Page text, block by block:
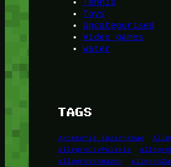
Tennis
Toys
Uncategorised
Video games
Water
TAGS
Akcesoria łazienkowe
allegroCzyPolskie
allegroVsAmazon